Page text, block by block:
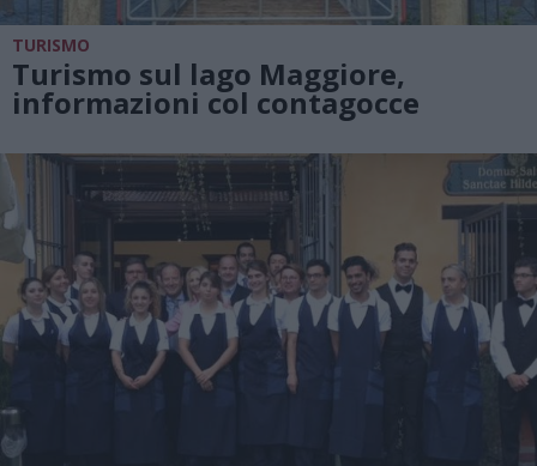
TURISMO
Turismo sul lago Maggiore,
informazioni col contagocce